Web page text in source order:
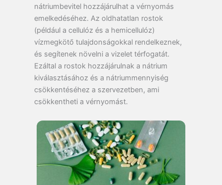
nátriumbevitel hozzájárulhat a vérnyomás
emelkedéséhez. Az oldhatatlan rostok
(például a cellulóz és a hemicellulóz)
vízmegkötő tulajdonságokkal rendelkeznek,
és segítenek növelni a vizelet térfogatát.
Ezáltal a rostok hozzájárulnak a nátrium
kiválasztásához és a nátriummennyiség
csökkentéséhez a szervezetben, ami
csökkentheti a vérnyomást.